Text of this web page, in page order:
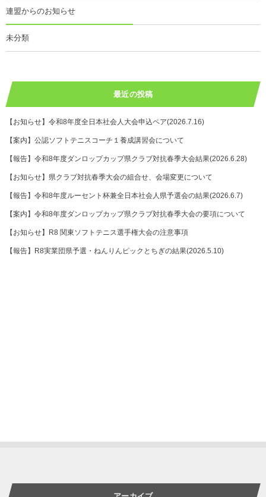
連盟からのお知らせ
未分類
最近の投稿
【お知らせ】令和8年度全日本社会人大会申込ペア(2026.7.16)
【案内】公認ソフトテニスコーチ１養成講習会について
【報告】令和8年度ダンロップカップ県クラブ対抗春季大会結果(2026.6.28)
【お知らせ】県クラブ対抗春季大会の組合せ、会場変更について
【報告】令和8年度ルーセント杯兼全日本社会人県予選会の結果(2026.6.7)
【案内】令和8年度ダンロップカップ県クラブ対抗春季大会の要項について
【お知らせ】R8 関東ソフトテニス選手権大会の注意事項
【報告】R8実業団県予選・ねんりんピックとちぎの結果(2026.5.10)